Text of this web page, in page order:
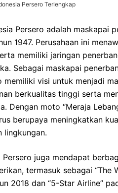
Persero Terlengkap
Persero adalah maskapai
1947. Perusahaan ini
memiliki jaringan
Sebagai maskapai
memiliki visi untuk menjadi
berkualitas tinggi serta
Dengan moto “Meraja
berupaya meningkatkan
lingkungan.
Persero juga mendapat
termasuk sebagai “The
2018 dan “5-Star Airline”